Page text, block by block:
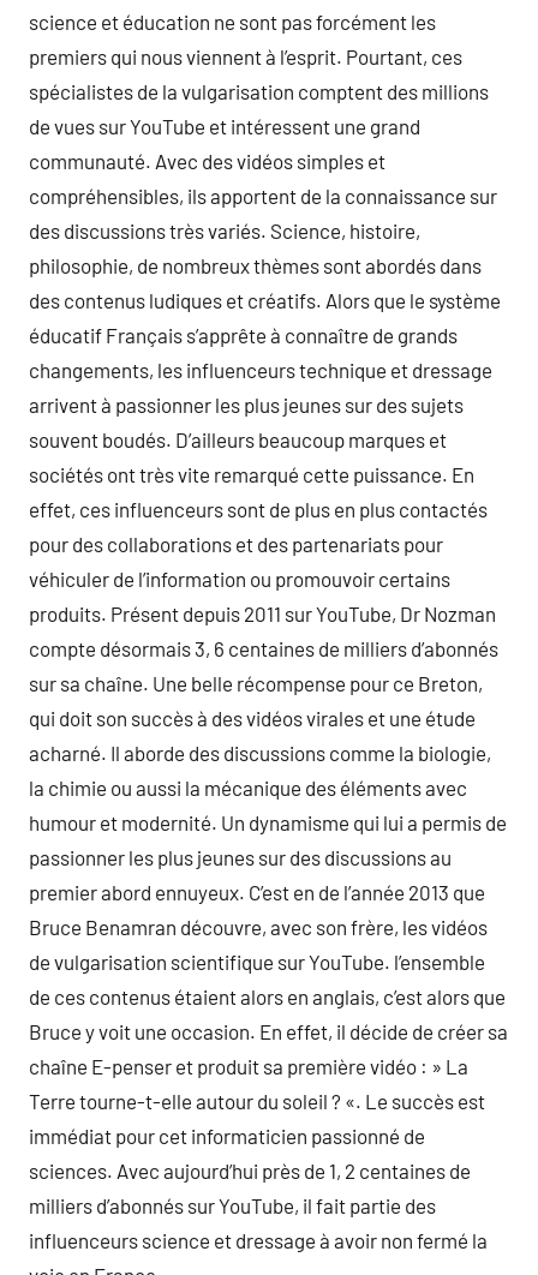
science et éducation ne sont pas forcément les
premiers qui nous viennent à l’esprit. Pourtant, ces
spécialistes de la vulgarisation comptent des millions
de vues sur YouTube et intéressent une grand
communauté. Avec des vidéos simples et
compréhensibles, ils apportent de la connaissance sur
des discussions très variés. Science, histoire,
philosophie, de nombreux thèmes sont abordés dans
des contenus ludiques et créatifs. Alors que le système
éducatif Français s’apprête à connaître de grands
changements, les influenceurs technique et dressage
arrivent à passionner les plus jeunes sur des sujets
souvent boudés. D’ailleurs beaucoup marques et
sociétés ont très vite remarqué cette puissance. En
effet, ces influenceurs sont de plus en plus contactés
pour des collaborations et des partenariats pour
véhiculer de l’information ou promouvoir certains
produits. Présent depuis 2011 sur YouTube, Dr Nozman
compte désormais 3, 6 centaines de milliers d’abonnés
sur sa chaîne. Une belle récompense pour ce Breton,
qui doit son succès à des vidéos virales et une étude
acharné. Il aborde des discussions comme la biologie,
la chimie ou aussi la mécanique des éléments avec
humour et modernité. Un dynamisme qui lui a permis de
passionner les plus jeunes sur des discussions au
premier abord ennuyeux. C’est en de l’année 2013 que
Bruce Benamran découvre, avec son frère, les vidéos
de vulgarisation scientifique sur YouTube. l’ensemble
de ces contenus étaient alors en anglais, c’est alors que
Bruce y voit une occasion. En effet, il décide de créer sa
chaîne E-penser et produit sa première vidéo : » La
Terre tourne-t-elle autour du soleil ? «. Le succès est
immédiat pour cet informaticien passionné de
sciences. Avec aujourd’hui près de 1, 2 centaines de
milliers d’abonnés sur YouTube, il fait partie des
influenceurs science et dressage à avoir non fermé la